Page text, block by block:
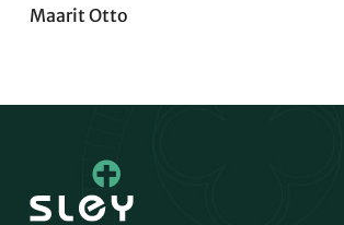
Maarit Otto